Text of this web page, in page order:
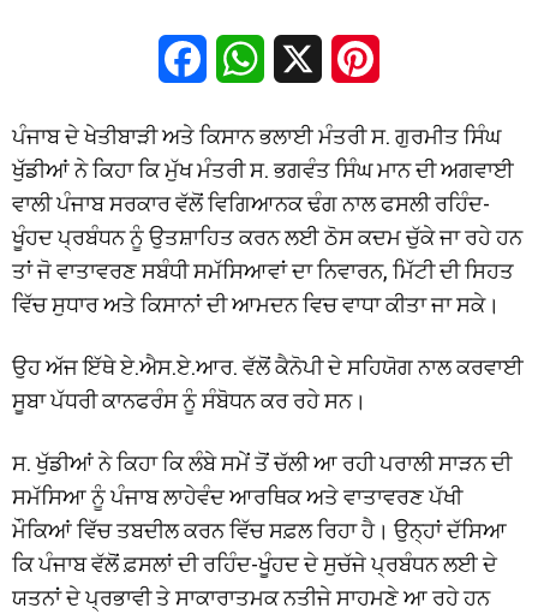
FacebookWhatsApp
ਪੰਜਾਬ ਦੇ ਖੇਤੀਬਾੜੀ ਅਤੇ ਕਿਸਾਨ ਭਲਾਈ ਮੰਤਰੀ ਸ. ਗੁਰਮੀਤ ਸਿੰਘ
ਖੁੱਡੀਆਂ ਨੇ ਕਿਹਾ ਕਿ ਮੁੱਖ ਮੰਤਰੀ ਸ. ਭਗਵੰਤ ਸਿੰਘ ਮਾਨ ਦੀ ਅਗਵਾਈ
ਵਾਲੀ ਪੰਜਾਬ ਸਰਕਾਰ ਵੱਲੋਂ ਵਿਗਿਆਨਕ ਢੰਗ ਨਾਲ ਫਸਲੀ ਰਹਿੰਦ-
ਖੂੰਹਦ ਪ੍ਰਬੰਧਨ ਨੂੰ ਉਤਸ਼ਾਹਿਤ ਕਰਨ ਲਈ ਠੋਸ ਕਦਮ ਚੁੱਕੇ ਜਾ ਰਹੇ ਹਨ
ਤਾਂ ਜੋ ਵਾਤਾਵਰਣ ਸਬੰਧੀ ਸਮੱਸਿਆਵਾਂ ਦਾ ਨਿਵਾਰਨ, ਮਿੱਟੀ ਦੀ ਸਿਹਤ
ਵਿੱਚ ਸੁਧਾਰ ਅਤੇ ਕਿਸਾਨਾਂ ਦੀ ਆਮਦਨ ਵਿਚ ਵਾਧਾ ਕੀਤਾ ਜਾ ਸਕੇ।
ਉਹ ਅੱਜ ਇੱਥੇ ਏ.ਐਸ.ਏ.ਆਰ. ਵੱਲੋਂ ਕੈਨੋਪੀ ਦੇ ਸਹਿਯੋਗ ਨਾਲ ਕਰਵਾਈ
ਸੂਬਾ ਪੱਧਰੀ ਕਾਨਫਰੰਸ ਨੂੰ ਸੰਬੋਧਨ ਕਰ ਰਹੇ ਸਨ।
ਸ. ਖੁੱਡੀਆਂ ਨੇ ਕਿਹਾ ਕਿ ਲੰਬੇ ਸਮੇਂ ਤੋਂ ਚੱਲੀ ਆ ਰਹੀ ਪਰਾਲੀ ਸਾੜਨ ਦੀ
ਸਮੱਸਿਆ ਨੂੰ ਪੰਜਾਬ ਲਾਹੇਵੰਦ ਆਰਥਿਕ ਅਤੇ ਵਾਤਾਵਰਣ ਪੱਖੀ
ਮੌਕਿਆਂ ਵਿੱਚ ਤਬਦੀਲ ਕਰਨ ਵਿੱਚ ਸਫ਼ਲ ਰਿਹਾ ਹੈ। ਉਨ੍ਹਾਂ ਦੱਸਿਆ
ਕਿ ਪੰਜਾਬ ਵੱਲੋਂ ਫ਼ਸਲਾਂ ਦੀ ਰਹਿੰਦ-ਖੂੰਹਦ ਦੇ ਸੁਚੱਜੇ ਪ੍ਰਬੰਧਨ ਲਈ ਦੇ
ਯਤਨਾਂ ਦੇ ਪ੍ਰਭਾਵੀ ਤੇ ਸਾਕਾਰਾਤਮਕ ਨਤੀਜੇ ਸਾਹਮਣੇ ਆ ਰਹੇ ਹਨ